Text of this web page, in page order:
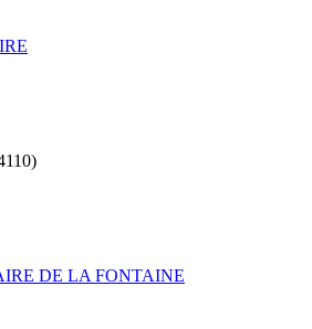
DE LA FONTAINE